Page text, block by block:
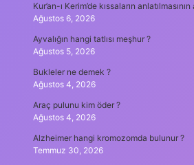
Kur’an-ı Kerim’de kıssaların
Ağustos 6, 2026
Ayvalığın hangi tatlısı meşhur ?
Ağustos 5, 2026
Bukleler ne demek ?
Ağustos 4, 2026
Araç pulunu kim öder ?
Ağustos 4, 2026
Alzheimer hangi kromozomda bulunur ?
Temmuz 30, 2026